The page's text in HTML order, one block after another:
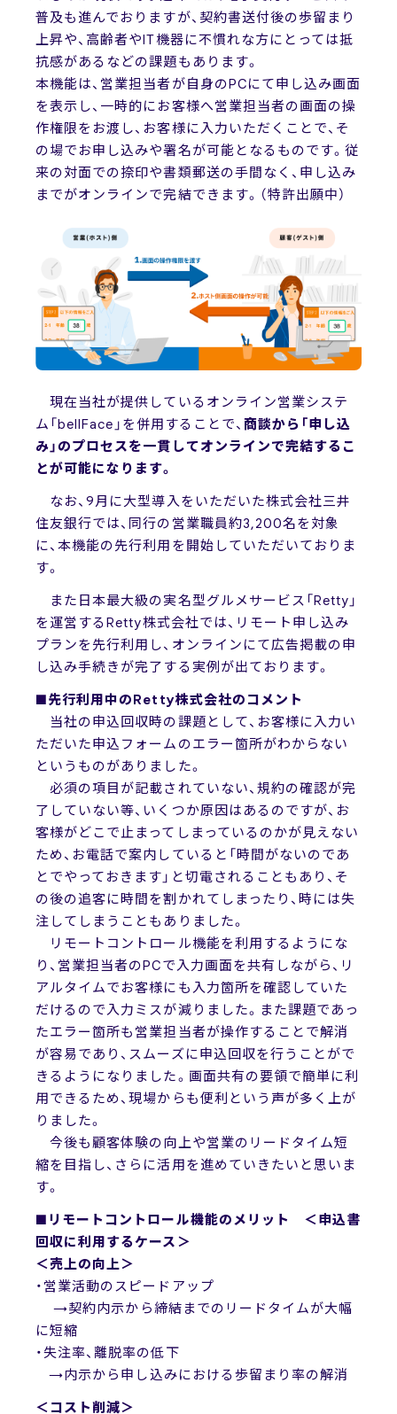
普及も進んでおりますが、契約書送付後の歩留まり
上昇や、高齢者やIT機器に不慣れな方にとっては抵
抗感があるなどの課題もあります。
本機能は、営業担当者が自身のPCにて申し込み画面
を表示し、一時的にお客様へ営業担当者の画面の操
作権限をお渡し、お客様に入力いただくことで、そ
の場でお申し込みや署名が可能となるものです。従
来の対面での捺印や書類郵送の手間なく、申し込み
までがオンラインで完結できます。（特許出願中）
現在当社が提供しているオンライン営業システ
ム「bellFace」を併用することで、商談から「申し込
み」のプロセスを一貫してオンラインで完結するこ
とが可能になります。
なお、9月に大型導入をいただいた株式会社三井
住友銀行では、同行の営業職員約3,200名を対象
に、本機能の先行利用を開始していただいておりま
す。
また日本最大級の実名型グルメサービス「Retty」
を運営するRetty株式会社では、リモート申し込み
プランを先行利用し、オンラインにて広告掲載の申
し込み手続きが完了する実例が出ております。
■先行利用中のRetty株式会社のコメント
当社の申込回収時の課題として、お客様に入力い
ただいた申込フォームのエラー箇所がわからない
というものがありました。
必須の項目が記載されていない、規約の確認が完
了していない等、いくつか原因はあるのですが、お
客様がどこで止まってしまっているのかが見えない
ため、お電話で案内していると「時間がないのであ
とでやっておきます」と切電されることもあり、そ
の後の追客に時間を割かれてしまったり、時には失
注してしまうこともありました。
リモートコントロール機能を利用するようにな
り、営業担当者のPCで入力画面を共有しながら、リ
アルタイムでお客様にも入力箇所を確認していた
だけるので入力ミスが減りました。また課題であっ
たエラー箇所も営業担当者が操作することで解消
が容易であり、スムーズに申込回収を行うことがで
きるようになりました。画面共有の要領で簡単に利
用できるため、現場からも便利という声が多く上が
りました。
今後も顧客体験の向上や営業のリードタイム短
縮を目指し、さらに活用を進めていきたいと思いま
す。
■リモートコントロール機能のメリット ＜申込書
回収に利用するケース＞
＜売上の向上＞
・営業活動のスピードアップ
→契約内示から締結までのリードタイムが大幅
に短縮
・失注率、離脱率の低下
→内示から申し込みにおける歩留まり率の解消
＜コスト削減＞